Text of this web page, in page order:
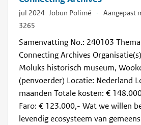
jul 2024 Jobun Polimé Aangepast
3265
Samenvatting No.: 240103
Connecting Archives
Moluks historisch museum,
(penvoerder) Locatie: Nederland
maanden Totale kosten: €
Faro: € 123.000,- Wat we willen
levendig ecosysteem van